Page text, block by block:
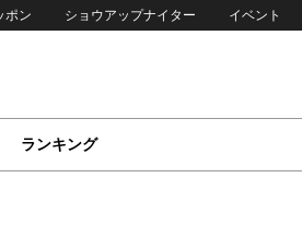
ポン ショウアップナイター イベント
ランキング